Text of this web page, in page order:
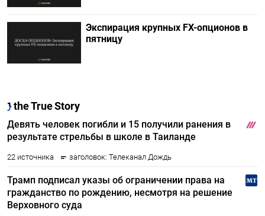
Экспирация крупных FX-опционов в
пятницу